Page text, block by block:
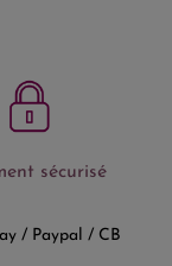
sécurisé
/ Paypal / CB